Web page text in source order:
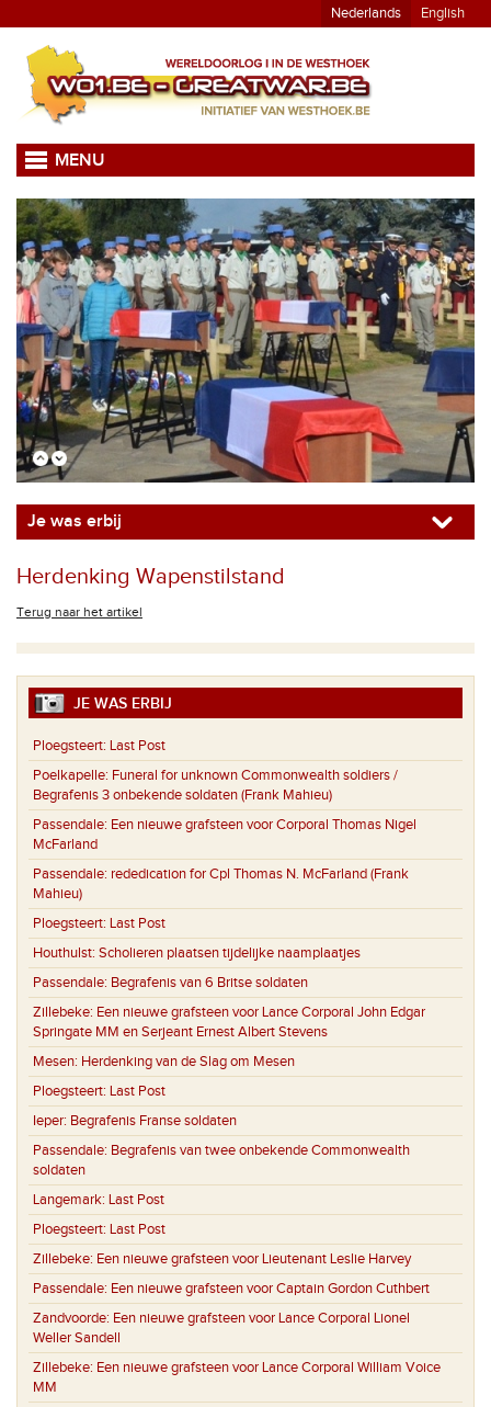
Nederlands English
MENU
Je was erbij
Herdenking Wapenstilstand
Terug naar het artikel
JE WAS ERBIJ
Ploegsteert: Last Post
Poelkapelle: Funeral for unknown Commonwealth soldiers /
Begrafenis 3 onbekende soldaten (Frank Mahieu)
Passendale: Een nieuwe grafsteen voor Corporal Thomas Nigel
McFarland
Passendale: rededication for Cpl Thomas N. McFarland (Frank
Mahieu)
Ploegsteert: Last Post
Houthulst: Scholieren plaatsen tijdelijke naamplaatjes
Passendale: Begrafenis van 6 Britse soldaten
Zillebeke: Een nieuwe grafsteen voor Lance Corporal John Edgar
Springate MM en Serjeant Ernest Albert Stevens
Mesen: Herdenking van de Slag om Mesen
Ploegsteert: Last Post
Ieper: Begrafenis Franse soldaten
Passendale: Begrafenis van twee onbekende Commonwealth
soldaten
Langemark: Last Post
Ploegsteert: Last Post
Zillebeke: Een nieuwe grafsteen voor Lieutenant Leslie Harvey
Passendale: Een nieuwe grafsteen voor Captain Gordon Cuthbert
Zandvoorde: Een nieuwe grafsteen voor Lance Corporal Lionel
Weller Sandell
Zillebeke: Een nieuwe grafsteen voor Lance Corporal William Voice
MM